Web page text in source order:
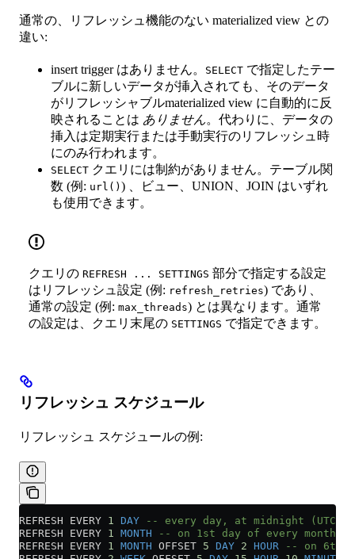
通常の、リフレッシュ機能のない materialized view との
違い:
insert trigger はありません。 SELECT で指定したテー
ブルに新しいデータが挿入されても、そのデータ
がリフレッシャブルmaterialized view に自動的に反
映されることは ありません。代わりに、データの
挿入は定期実行または手動実行のリフレッシュ時
にのみ行われます。
SELECT クエリには制約がありません。テーブル関
数 (例: url() ) 、ビュー、UNION、JOIN はいずれ
も使用できます。
クエリの REFRESH ... SETTINGS 部分で指定する設定
はリフレッシュ設定 (例: refresh_retries) であり、
通常の設定 (例: max_threads) とは異なります。通常
の設定は、クエリ末尾の SETTINGS で指定できます。
リフレッシュ スケジュール
リフレッシュ スケジュールの例:
REFRESH EVERY 1 DAY -- every day, at midnight (UTC)
REFRESH EVERY 1 MONTH -- on 1st day of every month,
REFRESH EVERY 1 MONTH OFFSET 5 DAY 2 HOUR -- on 6th